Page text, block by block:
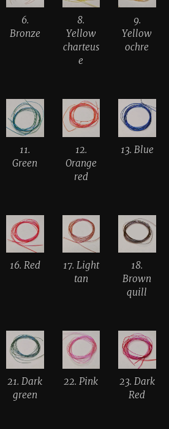
6.
Bronze
8.
Yellow
charteus
e
9.
Yellow
ochre
11.
Green
12.
Orange
red
13. Blue
16. Red
17. Light
tan
18.
Brown
quill
21. Dark
green
22. Pink
23. Dark
Red